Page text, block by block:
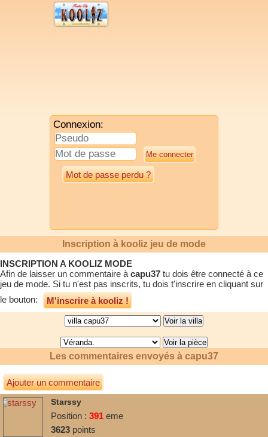
Connexion:
Mot de passe perdu ?
Inscription à kooliz jeu de mode
INSCRIPTION A KOOLIZ MODE
Afin de laisser un commentaire à capu37 tu dois être connecté à ce
jeu de mode. Si tu n'est pas inscrits, tu dois t'inscrire en cliquant sur
le bouton:
M'inscrire à kooliz !
Les commentaires envoyés à capu37
Ajouter un commentaire
Starssy
Position : 391 eme
3623 points